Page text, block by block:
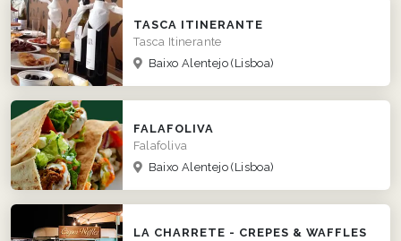
TASCA ITINERANTE
Tasca Itinerante
Baixo Alentejo(Lisboa)
FALAFOLIVA
Falafoliva
Baixo Alentejo(Lisboa)
LA CHARRETE - CREPES & WAFFLES